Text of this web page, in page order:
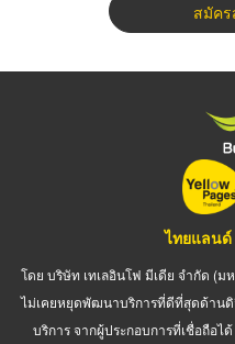
สมัค
ไทยแลนด์
โดย บริษัท เทเลอินโฟ มีเดีย จำกัด (ม
ไม่เคยหยุดพัฒนาบริการที่ดีที่สุดด้านดิ
บริการ จากผู้ประกอบการที่เชื่อถือ